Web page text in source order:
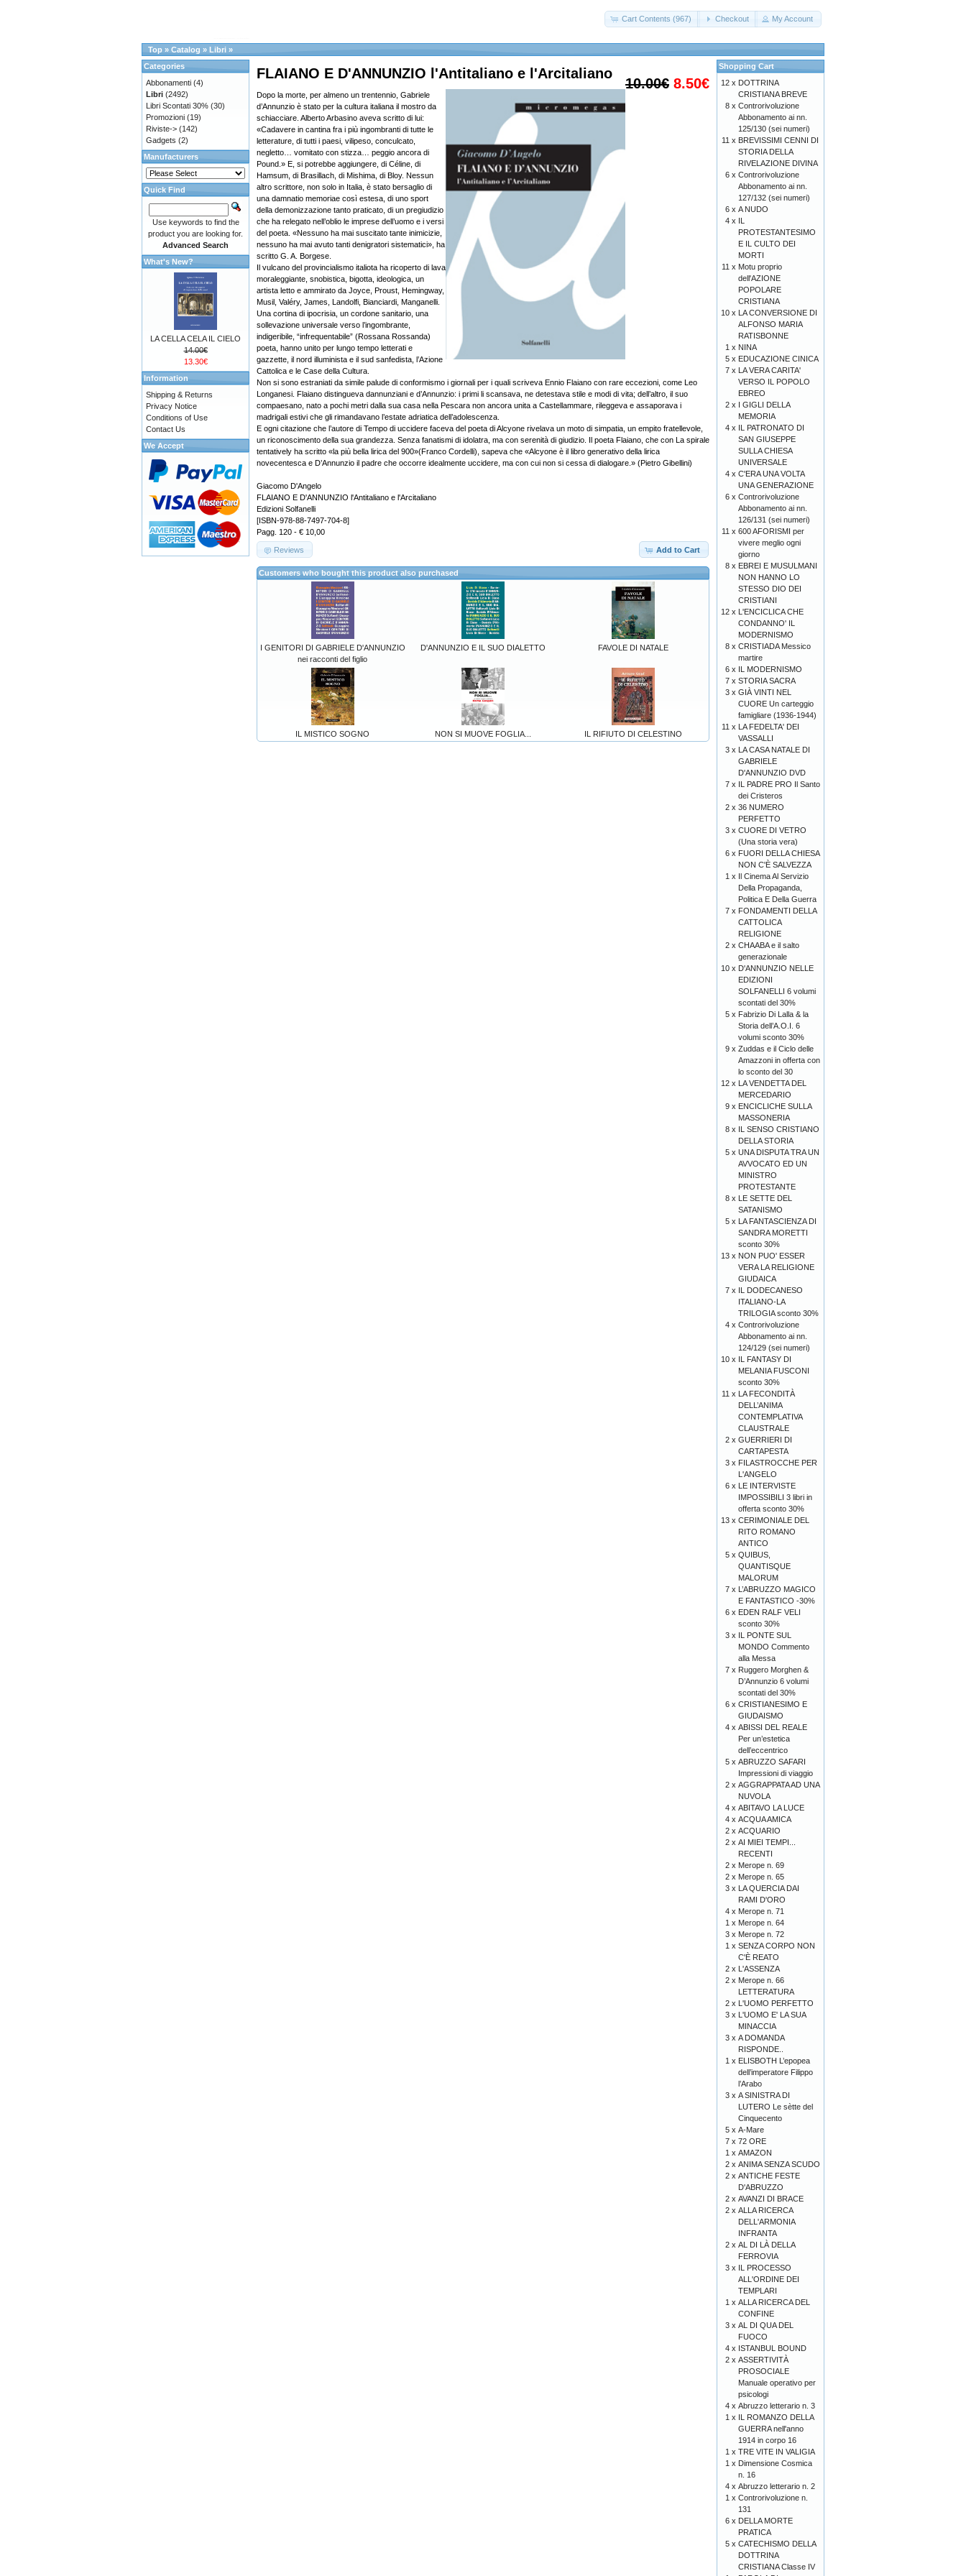
Cart Contents (967) Checkout My Account
Top » Catalog » Libri »
10.00€ 8.50€
FLAIANO E D'ANNUNZIO l'Antitaliano e l'Arcitaliano
Dopo la morte, per almeno un trentennio, Gabriele
d’Annunzio è stato per la cultura italiana il mostro da
schiacciare. Alberto Arbasino aveva scritto di lui:
«Cadavere in cantina fra i più ingombranti di tutte le
letterature, di tutti i paesi, vilipeso, conculcato,
negletto… vomitato con stizza… peggio ancora di
Pound.» E, si potrebbe aggiungere, di Céline, di
Hamsum, di Brasillach, di Mishima, di Bloy. Nessun
altro scrittore, non solo in Italia, è stato bersaglio di
una damnatio memoriae così estesa, di uno sport
della demonizzazione tanto praticato, di un pregiudizio
che ha relegato nell’oblio le imprese dell’uomo e i versi
del poeta. «Nessuno ha mai suscitato tante inimicizie,
nessuno ha mai avuto tanti denigratori sistematici», ha
scritto G. A. Borgese.
Il vulcano del provincialismo italiota ha ricoperto di lava
moraleggiante, snobistica, bigotta, ideologica, un
artista letto e ammirato da Joyce, Proust, Hemingway,
Musil, Valéry, James, Landolfi, Bianciardi, Manganelli.
Una cortina di ipocrisia, un cordone sanitario, una
sollevazione universale verso l’ingombrante,
indigeribile, “infrequentabile” (Rossana Rossanda)
poeta, hanno unito per lungo tempo letterati e
gazzette, il nord illuminista e il sud sanfedista, l’Azione
Cattolica e le Case della Cultura.
Non si sono estraniati da simile palude di conformismo i giornali per i quali scriveva Ennio Flaiano con rare eccezioni, come Leo
Longanesi. Flaiano distingueva dannunziani e d’Annunzio: i primi li scansava, ne detestava stile e modi di vita; dell’altro, il suo
compaesano, nato a pochi metri dalla sua casa nella Pescara non ancora unita a Castellammare, rileggeva e assaporava i
madrigali estivi che gli rimandavano l’estate adriatica dell’adolescenza.
E ogni citazione che l’autore di Tempo di uccidere faceva del poeta di Alcyone rivelava un moto di simpatia, un empito fratellevole,
un riconoscimento della sua grandezza. Senza fanatismi di idolatra, ma con serenità di giudizio. Il poeta Flaiano, che con La spirale
tentatively ha scritto «la più bella lirica del 900»(Franco Cordelli), sapeva che «Alcyone è il libro generativo della lirica
novecentesca e D’Annunzio il padre che occorre idealmente uccidere, ma con cui non si cessa di dialogare.» (Pietro Gibellini)
Giacomo D'Angelo
FLAIANO E D'ANNUNZIO l'Antitaliano e l'Arcitaliano
Edizioni Solfanelli
[ISBN-978-88-7497-704-8]
Pagg. 120 - € 10,00
Add to Cart
Reviews
Customers who bought this product also purchased
I GENITORI DI GABRIELE D'ANNUNZIO
nei racconti del figlio
D'ANNUNZIO E IL SUO DIALETTO FAVOLE DI NATALE
IL MISTICO SOGNO NON SI MUOVE FOGLIA... IL RIFIUTO DI CELESTINO
Categories
Abbonamenti (4)
Libri (2492)
Libri Scontati 30% (30)
Promozioni (19)
Riviste-> (142)
Gadgets (2)
Manufacturers
Quick Find
Use keywords to find the
product you are looking for.
Advanced Search
What's New?
LA CELLA CELA IL CIELO
14.00€
13.30€
Information
Shipping & Returns
Privacy Notice
Conditions of Use
Contact Us
We Accept
Shopping Cart
12 x DOTTRINA
CRISTIANA BREVE
8 x Controrivoluzione
Abbonamento ai nn.
125/130 (sei numeri)
11 x BREVISSIMI CENNI DI
STORIA DELLA
RIVELAZIONE DIVINA
6 x Controrivoluzione
Abbonamento ai nn.
127/132 (sei numeri)
6 x A NUDO
4 x IL
PROTESTANTESIMO
E IL CULTO DEI
MORTI
11 x Motu proprio
dell'AZIONE
POPOLARE
CRISTIANA
10 x LA CONVERSIONE DI
ALFONSO MARIA
RATISBONNE
1 x NINA
5 x EDUCAZIONE CINICA
7 x LA VERA CARITA'
VERSO IL POPOLO
EBREO
2 x I GIGLI DELLA
MEMORIA
4 x IL PATRONATO DI
SAN GIUSEPPE
SULLA CHIESA
UNIVERSALE
4 x C'ERA UNA VOLTA
UNA GENERAZIONE
6 x Controrivoluzione
Abbonamento ai nn.
126/131 (sei numeri)
11 x 600 AFORISMI per
vivere meglio ogni
giorno
8 x EBREI E MUSULMANI
NON HANNO LO
STESSO DIO DEI
CRISTIANI
12 x L'ENCICLICA CHE
CONDANNO' IL
MODERNISMO
8 x CRISTIADA Messico
martire
6 x IL MODERNISMO
7 x STORIA SACRA
3 x GIÀ VINTI NEL
CUORE Un carteggio
famigliare (1936-1944)
11 x LA FEDELTA' DEI
VASSALLI
3 x LA CASA NATALE DI
GABRIELE
D'ANNUNZIO DVD
7 x IL PADRE PRO Il Santo
dei Cristeros
2 x 36 NUMERO
PERFETTO
3 x CUORE DI VETRO
(Una storia vera)
6 x FUORI DELLA CHIESA
NON C'È SALVEZZA
1 x Il Cinema Al Servizio
Della Propaganda,
Politica E Della Guerra
7 x FONDAMENTI DELLA
CATTOLICA
RELIGIONE
2 x CHAABA e il salto
generazionale
10 x D'ANNUNZIO NELLE
EDIZIONI
SOLFANELLI 6 volumi
scontati del 30%
5 x Fabrizio Di Lalla & la
Storia dell’A.O.I. 6
volumi sconto 30%
9 x Zuddas e il Ciclo delle
Amazzoni in offerta con
lo sconto del 30
12 x LA VENDETTA DEL
MERCEDARIO
9 x ENCICLICHE SULLA
MASSONERIA
8 x IL SENSO CRISTIANO
DELLA STORIA
5 x UNA DISPUTA TRA UN
AVVOCATO ED UN
MINISTRO
PROTESTANTE
8 x LE SETTE DEL
SATANISMO
5 x LA FANTASCIENZA DI
SANDRA MORETTI
sconto 30%
13 x NON PUO' ESSER
VERA LA RELIGIONE
GIUDAICA
7 x IL DODECANESO
ITALIANO-LA
TRILOGIA sconto 30%
4 x Controrivoluzione
Abbonamento ai nn.
124/129 (sei numeri)
10 x IL FANTASY DI
MELANIA FUSCONI
sconto 30%
11 x LA FECONDITÀ
DELL’ANIMA
CONTEMPLATIVA
CLAUSTRALE
2 x GUERRIERI DI
CARTAPESTA
3 x FILASTROCCHE PER
L'ANGELO
6 x LE INTERVISTE
IMPOSSIBILI 3 libri in
offerta sconto 30%
13 x CERIMONIALE DEL
RITO ROMANO
ANTICO
5 x QUIBUS,
QUANTISQUE
MALORUM
7 x L’ABRUZZO MAGICO
E FANTASTICO -30%
6 x EDEN RALF VELI
sconto 30%
3 x IL PONTE SUL
MONDO Commento
alla Messa
7 x Ruggero Morghen &
D’Annunzio 6 volumi
scontati del 30%
6 x CRISTIANESIMO E
GIUDAISMO
4 x ABISSI DEL REALE
Per un’estetica
dell’eccentrico
5 x ABRUZZO SAFARI
Impressioni di viaggio
2 x AGGRAPPATA AD UNA
NUVOLA
4 x ABITAVO LA LUCE
4 x ACQUA AMICA
2 x ACQUARIO
2 x AI MIEI TEMPI...
RECENTI
2 x Merope n. 69
2 x Merope n. 65
3 x LA QUERCIA DAI
RAMI D'ORO
4 x Merope n. 71
1 x Merope n. 64
3 x Merope n. 72
1 x SENZA CORPO NON
C'È REATO
2 x L'ASSENZA
2 x Merope n. 66
LETTERATURA
2 x L'UOMO PERFETTO
3 x L'UOMO E' LA SUA
MINACCIA
3 x A DOMANDA
RISPONDE..
1 x ELISBOTH L’epopea
dell’imperatore Filippo
l’Arabo
3 x A SINISTRA DI
LUTERO Le sètte del
Cinquecento
5 x A-Mare
7 x 72 ORE
1 x AMAZON
2 x ANIMA SENZA SCUDO
2 x ANTICHE FESTE
D'ABRUZZO
2 x AVANZI DI BRACE
2 x ALLA RICERCA
DELL'ARMONIA
INFRANTA
2 x AL DI LÀ DELLA
FERROVIA
3 x IL PROCESSO
ALL'ORDINE DEI
TEMPLARI
1 x ALLA RICERCA DEL
CONFINE
3 x AL DI QUA DEL
FUOCO
4 x ISTANBUL BOUND
2 x ASSERTIVITÀ
PROSOCIALE
Manuale operativo per
psicologi
4 x Abruzzo letterario n. 3
1 x IL ROMANZO DELLA
GUERRA nell'anno
1914 in corpo 16
1 x TRE VITE IN VALIGIA
1 x Dimensione Cosmica
n. 16
4 x Abruzzo letterario n. 2
1 x Controrivoluzione n.
131
6 x DELLA MORTE
PRATICA
5 x CATECHISMO DELLA
DOTTRINA
CRISTIANA Classe IV